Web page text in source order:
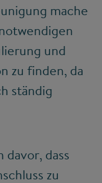
mache
und
zu finden, da
ständig
dass
zu